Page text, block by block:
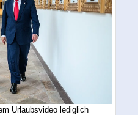
Urlaubsvideo lediglich